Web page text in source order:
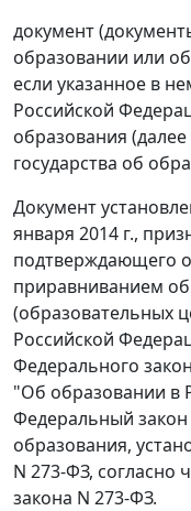
документ
образовании или
если указанное в
Российской
образования
государства об
Документ
января 2014 г.,
подтверждающего
приравниванием
(образовательных
Российской
Федерального
"Об образовании в
Федеральный
образования,
N 273-ФЗ, согласно
закона N 273-ФЗ.